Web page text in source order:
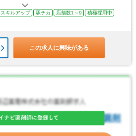
スキルアップ 駅チカ 店舗数1～9
積極採用中
この求人に興味がある